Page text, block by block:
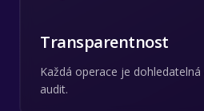
Transparentnost
Každá operace je
audit.